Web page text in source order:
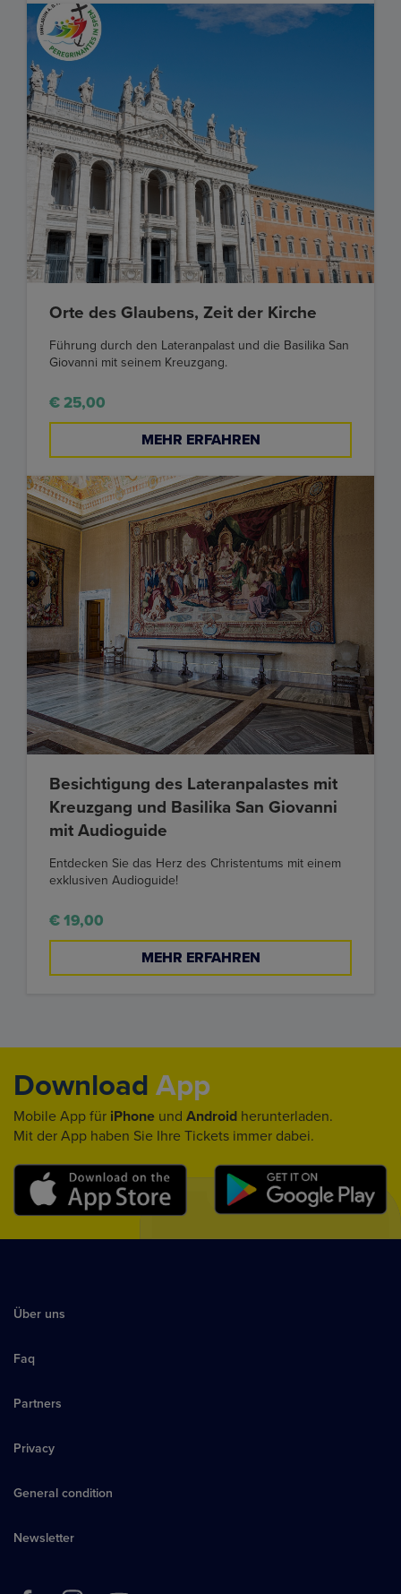
Orte des Glaubens, Zeit der Kirche
Führung durch den Lateranpalast und die Basilika San
Giovanni mit seinem Kreuzgang.
€ 25,00
MEHR ERFAHREN
Besichtigung des Lateranpalastes mit
Kreuzgang und Basilika San Giovanni
mit Audioguide
Entdecken Sie das Herz des Christentums mit einem
exklusiven Audioguide!
€ 19,00
MEHR ERFAHREN
Download App
Mobile App für iPhone und Android herunterladen.
Mit der App haben Sie Ihre Tickets immer dabei.
Über uns
Faq
Partners
Privacy
General condition
Newsletter